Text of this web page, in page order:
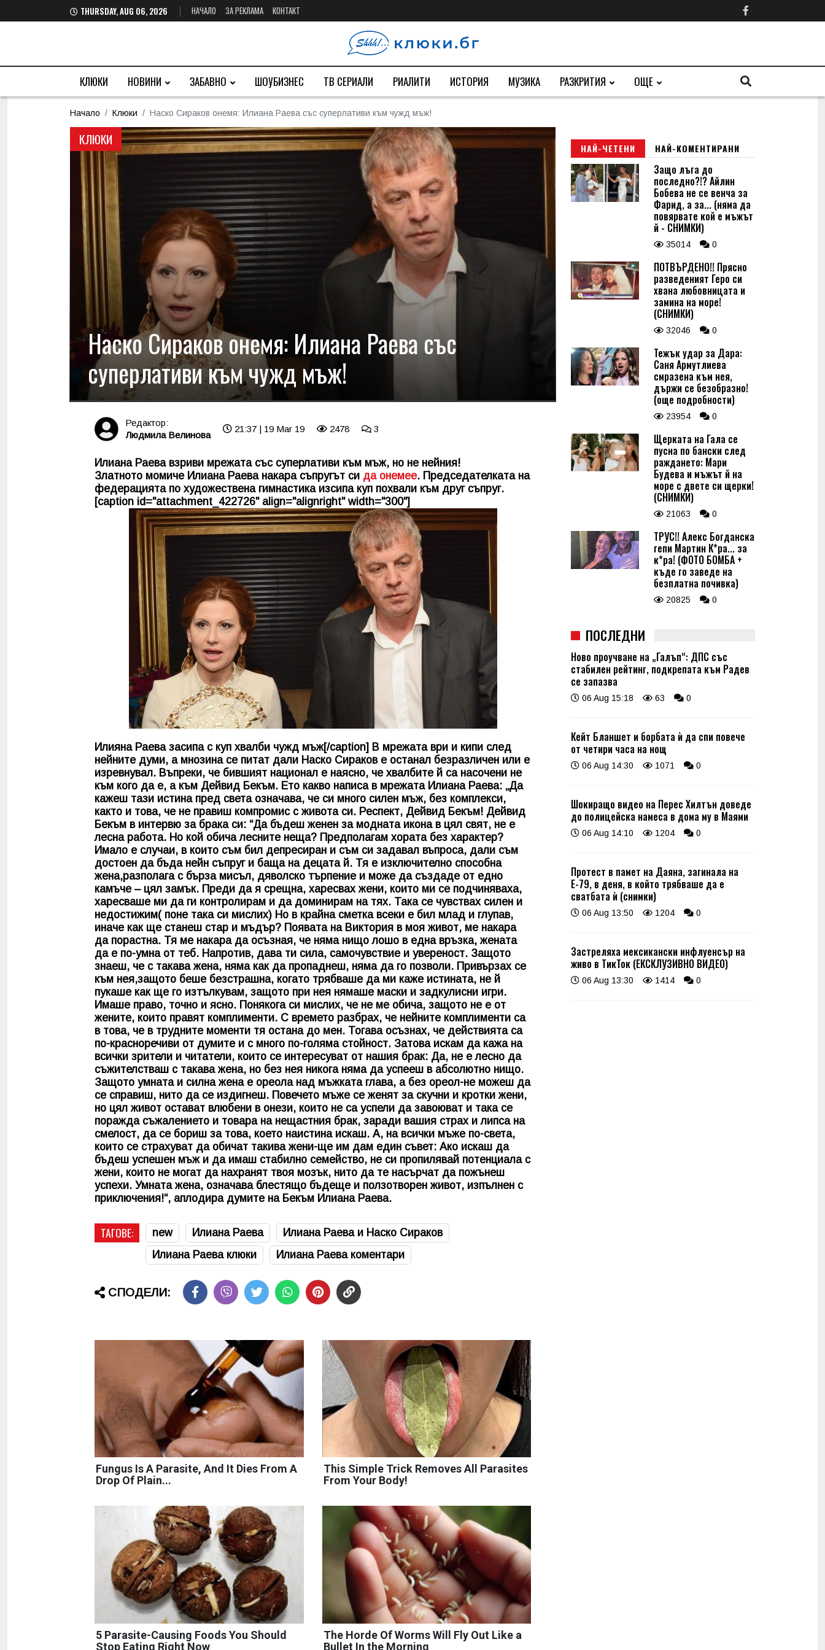
THURSDAY, AUG 06, 2026 НАЧАЛО ЗА РЕКЛАМА КОНТАКТ
КЛЮКИ НОВИНИ ЗАБАВНО ШОУБИЗНЕС ТВ СЕРИАЛИ РИАЛИТИ ИСТОРИЯ МУЗИКА РАЗКРИТИЯ ОЩЕ
Начало Клюки Наско Сираков онемя: Илиана Раева със суперлативи към чужд мъж!
КЛЮКИ
Наско Сираков онемя: Илиана Раева със
суперлативи към чужд мъж!
Редактор:
Людмила Велинова
21:37 | 19 Mar 19 2478 3
Илиана Раева взриви мрежата със суперлативи към мъж, но не нейния!
Златното момиче Илиана Раева накара съпругът си да онемее. Председателката на
федерацията по художествена гимнастика изсипа куп похвали към друг съпруг.
[caption id="attachment_422726" align="alignright" width="300"]
Илияна Раева засипа с куп хвалби чужд мъж[/caption] В мрежата ври и кипи след
нейните думи, а мнозина се питат дали Наско Сираков е останал безразличен или е
изревнувал. Въпреки, че бившият национал е наясно, че хвалбите й са насочени не
към кого да е, а към Дейвид Бекъм. Ето какво написа в мрежата Илиана Раева: „Да
кажеш тази истина пред света означава, че си много силен мъж, без комплекси,
както и това, че не правиш компромис с живота си. Респект, Дейвид Бекъм! Дейвид
Бекъм в интервю за брака си: “Да бъдеш женен за модната икона в цял свят, не е
лесна работа. Но кой обича лесните неща? Предполагам хората без характер?
Имало е случаи, в които съм бил депресиран и съм си задавал въпроса, дали съм
достоен да бъда нейн съпруг и баща на децата й. Тя е изключително способна
жена,разполага с бърза мисъл, дяволско търпение и може да създаде от едно
камъче – цял замък. Преди да я срещна, харесвах жени, които ми се подчиняваха,
харесваше ми да ги контролирам и да доминирам на тях. Така се чувствах силен и
недостижим( поне така си мислих) Но в крайна сметка всеки е бил млад и глупав,
иначе как ще станеш стар и мъдър? Появата на Виктория в моя живот, ме накара
да порастна. Тя ме накара да осъзная, че няма нищо лошо в една връзка, жената
да е по-умна от теб. Напротив, дава ти сила, самочувствие и увереност. Защото
знаеш, че с такава жена, няма как да пропаднеш, няма да го позволи. Привързах се
към нея,защото беше безстрашна, когато трябваше да ми каже истината, не й
пукаше как ще го изтълкувам, защото при нея нямаше маски и задкулисни игри.
Имаше право, точно и ясно. Понякога си мислих, че не ме обича, защото не е от
жените, които правят комплименти. С времето разбрах, че нейните комплименти са
в това, че в трудните моменти тя остана до мен. Тогава осъзнах, че действията са
по-красноречиви от думите и с много по-голяма стойност. Затова искам да кажа на
всички зрители и читатели, които се интересуват от нашия брак: Да, не е лесно да
съжителстваш с такава жена, но без нея никога няма да успееш в абсолютно нищо.
Защото умната и силна жена е ореола над мъжката глава, а без ореол-не можеш да
се справиш, нито да се издигнеш. Повечето мъже се женят за скучни и кротки жени,
но цял живот остават влюбени в онези, които не са успели да завоюват и така се
поражда съжалението и товара на нещастния брак, заради вашия страх и липса на
смелост, да се бориш за това, което наистина искаш. А, на всички мъже по-света,
които се страхуват да обичат такива жени-ще им дам един съвет: Ако искаш да
бъдеш успешен мъж и да имаш стабилно семейство, не си пропилявай потенциала с
жени, които не могат да нахранят твоя мозък, нито да те насърчат да пожънеш
успехи. Умната жена, означава блестящо бъдеще и ползотворен живот, изпълнен с
приключения!“, аплодира думите на Бекъм Илиана Раева.
ТАГОВЕ: new Илиана Раева
Илиана Раева и Наско Сираков
Илиана Раева клюки
Илиана Раева коментари
СПОДЕЛИ:
Fungus Is A Parasite, And It Dies From A
Drop Of Plain...
This Simple Trick Removes All Parasites
From Your Body!
5 Parasite-Causing Foods You Should
Stop Eating Right Now
The Horde Of Worms Will Fly Out Like a
Bullet In the Morning
НАЙ-ЧЕТЕНИ НАЙ-КОМЕНТИРАНИ
Защо лъга до
последно?!? Айлин
Бобева не се венча за
Фарид, а за... (няма да
повярвате кой е мъжът
й - СНИМКИ)
35014 0
ПОТВЪРДЕНО!! Прясно
разведеният Геро си
хвана любовницата и
замина на море!
(СНИМКИ)
32046 0
Тежък удар за Дара:
Саня Армутлиева
смразена към нея,
държи се безобразно!
(още подробности)
23954 0
Щерката на Гала се
пусна по бански след
раждането: Мари
Будева и мъжът й на
море с двете си щерки!
(СНИМКИ)
21063 0
ТРУС!! Алекс Богданска
гепи Мартин К*ра... за
к*ра! (ФОТО БОМБА +
къде го заведе на
безплатна почивка)
20825 0
ПОСЛЕДНИ
Ново проучване на „Галъп“: ДПС със
стабилен рейтинг, подкрепата към Радев
се запазва
06 Aug 15:18 63 0
Кейт Бланшет и борбата ѝ да спи повече
от четири часа на нощ
06 Aug 14:30 1071 0
Шокиращо видео на Перес Хилтън доведе
до полицейска намеса в дома му в Маями
06 Aug 14:10 1204 0
Протест в памет на Даяна, загинала на
Е-79, в деня, в който трябваше да е
сватбата ѝ (снимки)
06 Aug 13:50 1204 0
Застреляха мексикански инфлуенсър на
живо в ТикТок (ЕКСКЛУЗИВНО ВИДЕО)
06 Aug 13:30 1414 0